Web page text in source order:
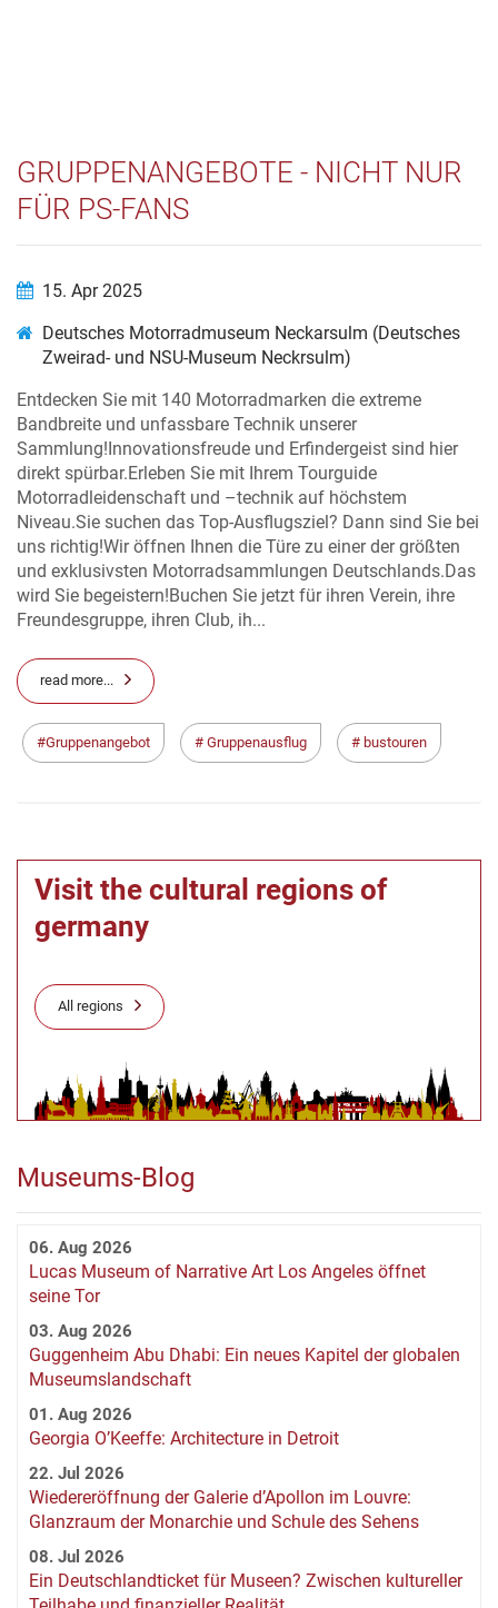
GRUPPENANGEBOTE - NICHT NUR
FÜR PS-FANS
15. Apr 2025
Deutsches Motorradmuseum Neckarsulm (Deutsches
Zweirad- und NSU-Museum Neckrsulm)
Entdecken Sie mit 140 Motorradmarken die extreme
Bandbreite und unfassbare Technik unserer
Sammlung!Innovationsfreude und Erfindergeist sind hier
direkt spürbar.Erleben Sie mit Ihrem Tourguide
Motorradleidenschaft und –technik auf höchstem
Niveau.Sie suchen das Top-Ausflugsziel? Dann sind Sie bei
uns richtig!Wir öffnen Ihnen die Türe zu einer der größten
und exklusivsten Motorradsammlungen Deutschlands.Das
wird Sie begeistern!Buchen Sie jetzt für ihren Verein, ihre
Freundesgruppe, ihren Club, ih...
read more...
Gruppenangebot Gruppenausflug bustouren
Visit the cultural regions of
germany
All regions
Museums-Blog
06. Aug 2026
Lucas Museum of Narrative Art Los Angeles öffnet
seine Tor
03. Aug 2026
Guggenheim Abu Dhabi: Ein neues Kapitel der globalen
Museumslandschaft
01. Aug 2026
Georgia O’Keeffe: Architecture in Detroit
22. Jul 2026
Wiedereröffnung der Galerie d’Apollon im Louvre:
Glanzraum der Monarchie und Schule des Sehens
08. Jul 2026
Ein Deutschlandticket für Museen? Zwischen kultureller